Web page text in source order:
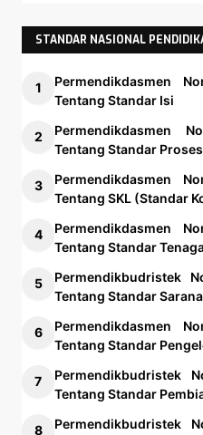
STANDAR NASIONAL
Permendikdasmen
Tentang Standar Isi
Permendikdasmen
Tentang Standar Proses
Permendikdasmen
Tentang SKL (Standar
Permendikdasmen
Tentang Standar
Permendikbudristek
Tentang Standar
Permendikdasmen
Tentang Standar
Permendikbudristek
Tentang Standar
Permendikbudristek